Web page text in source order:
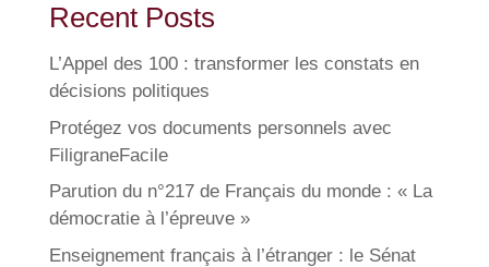
Recent Posts
L’Appel des 100 : transformer les constats en
décisions politiques
Protégez vos documents personnels avec
FiligraneFacile
Parution du n°217 de Français du monde : « La
démocratie à l’épreuve »
Enseignement français à l’étranger : le Sénat